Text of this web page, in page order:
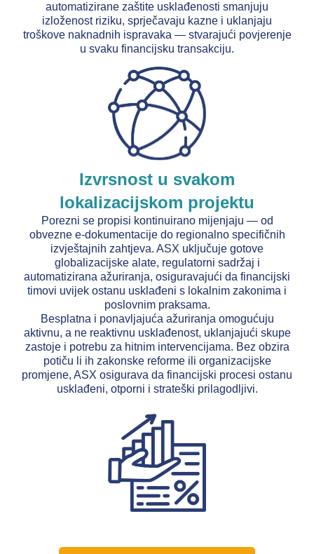
automatizirane zaštite usklađenosti smanjuju
izloženost riziku, sprječavaju kazne i uklanjaju
troškove naknadnih ispravaka — stvarajući povjerenje
u svaku financijsku transakciju.
Izvrsnost u svakom
lokalizacijskom projektu
Porezni se propisi kontinuirano mijenjaju — od
obvezne e-dokumentacije do regionalno specifičnih
izvještajnih zahtjeva. ASX uključuje gotove
globalizacijske alate, regulatorni sadržaj i
automatizirana ažuriranja, osiguravajući da financijski
timovi uvijek ostanu usklađeni s lokalnim zakonima i
poslovnim praksama.
Besplatna i ponavljajuća ažuriranja omogućuju
aktivnu, a ne reaktivnu usklađenost, uklanjajući skupe
zastoje i potrebu za hitnim intervencijama. Bez obzira
potiču li ih zakonske reforme ili organizacijske
promjene, ASX osigurava da financijski procesi ostanu
usklađeni, otporni i strateški prilagodljivi.